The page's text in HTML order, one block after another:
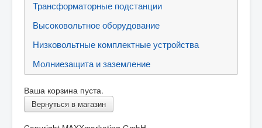
Контакты
Карта сайта
FAQ
ЦЕНЫ
Трансформаторные подстанции
Высоковольтное оборудование
Низковольтные комплектные устройства
Молниезащита и заземление
Ваша корзина пуста.
Вернуться в магазин